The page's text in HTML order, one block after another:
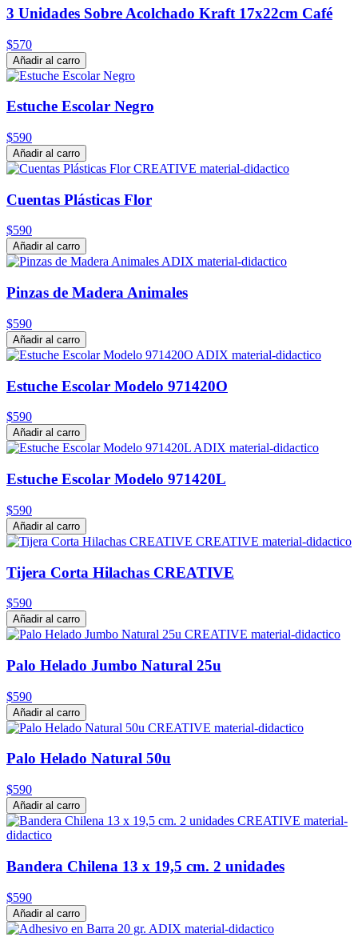
3 Unidades Sobre Acolchado Kraft 17x22cm Café
$570
Añadir al carro
Estuche Escolar Negro
$590
Añadir al carro
Cuentas Plásticas Flor
$590
Añadir al carro
Pinzas de Madera Animales
$590
Añadir al carro
Estuche Escolar Modelo 971420O
$590
Añadir al carro
Estuche Escolar Modelo 971420L
$590
Añadir al carro
Tijera Corta Hilachas CREATIVE
$590
Añadir al carro
Palo Helado Jumbo Natural 25u
$590
Añadir al carro
Palo Helado Natural 50u
$590
Añadir al carro
Bandera Chilena 13 x 19,5 cm. 2 unidades
$590
Añadir al carro